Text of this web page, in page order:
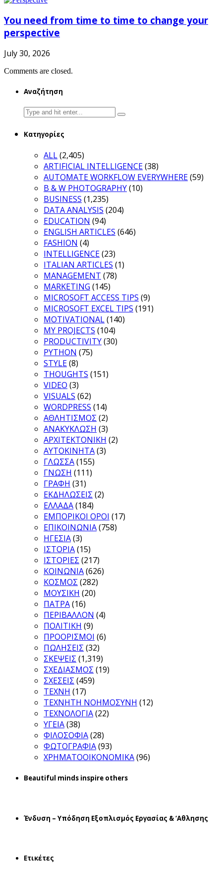
You need from time to time to change your
perspective
July 30, 2026
Comments are closed.
Αναζήτηση
Search
for:
Κατηγορίες
ALL(2,405)
ARTIFICIAL INTELLIGENCE(38)
AUTOMATE WORKFLOW EVERYWHERE(59)
B & W PHOTOGRAPHY(10)
BUSINESS (1,235)
DATA ANALYSIS (204)
EDUCATION (94)
ENGLISH ARTICLES (646)
FASHION (4)
INTELLIGENCE(23)
ITALIAN ARTICLES (1)
MANAGEMENT (78)
MARKETING (145)
MICROSOFT ACCESS TIPS (9)
MICROSOFT EXCEL TIPS (191)
MOTIVATIONAL(140)
MY PROJECTS (104)
PRODUCTIVITY(30)
PYTHON (75)
STYLE(8)
THOUGHTS (151)
VIDEO (3)
VISUALS (62)
WORDPRESS (14)
ΑΘΛΗΤΙΣΜΟΣ (2)
ΑΝΑΚΥΚΛΩΣΗ (3)
ΑΡΧΙΤΕΚΤΟΝΙΚΗ (2)
ΑΥΤΟΚΙΝΗΤΑ(3)
ΓΛΩΣΣΑ(155)
ΓΝΩΣΗ (111)
ΓΡΑΦΗ (31)
ΕΚΔΗΛΩΣΕΙΣ (2)
ΕΛΛΑΔΑ(184)
ΕΜΠΟΡΙΚΟΙ ΟΡΟΙ (17)
ΕΠΙΚΟΙΝΩΝΙΑ(758)
ΗΓΕΣΙΑ(3)
ΙΣΤΟΡΙΑ(15)
ΙΣΤΟΡΙΕΣ (217)
ΚΟΙΝΩΝΙΑ(626)
ΚΟΣΜΟΣ (282)
ΜΟΥΣΙΚΗ (20)
ΠΑΤΡΑ(16)
ΠΕΡΙΒΑΛΛΟΝ (4)
ΠΟΛΙΤΙΚΗ (9)
ΠΡΟΟΡΙΣΜΟΙ (6)
ΠΩΛΗΣΕΙΣ (32)
ΣΚΕΨΕΙΣ (1,319)
ΣΧΕΔΙΑΣΜΟΣ (19)
ΣΧΕΣΕΙΣ (459)
ΤΕΧΝΗ (17)
ΤΕΧΝΗΤΗ ΝΟΗΜΟΣΥΝΗ (12)
ΤΕΧΝΟΛΟΓΙΑ(22)
ΥΓΕΙΑ(38)
ΦΙΛΟΣΟΦΙΑ(28)
ΦΩΤΟΓΡΑΦΙΑ(93)
ΧΡΗΜΑΤΟΟΙΚΟΝΟΜΙΚΑ(96)
Beautiful minds inspire others
Ένδυση – Υπόδηση Εξοπλισμός Εργασίας & ‘Aθλησης
Ετικέτες